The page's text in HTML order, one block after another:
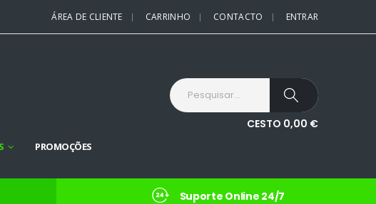
ÁREA DE CLIENTE CARRINHO CONTACTO ENTRAR
PROMOÇÕES
CESTO 0,00 €
Suporte Online 24/7